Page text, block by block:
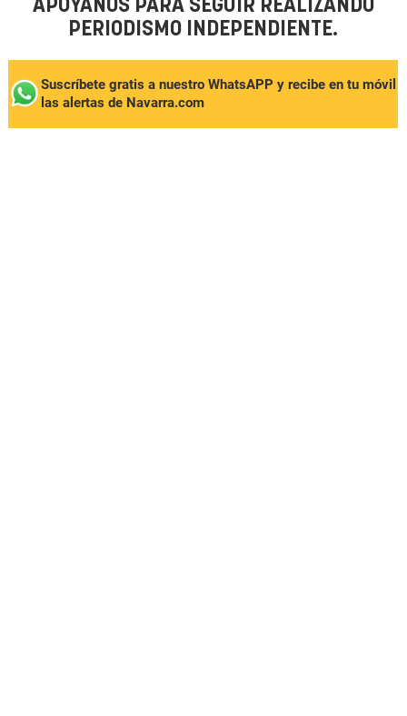
APÓYANOS PARA SEGUIR REALIZANDO
PERIODISMO INDEPENDIENTE.
Suscríbete gratis a nuestro WhatsAPP y recibe en tu móvil
las alertas de Navarra.com